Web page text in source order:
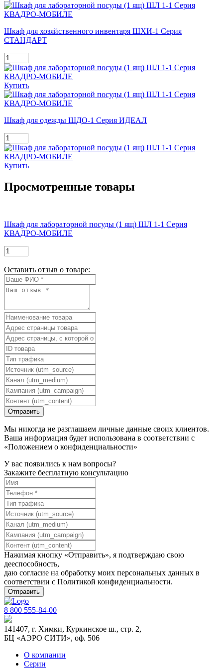
Шкаф для хозяйственного инвентаря ШХИ-1 Серия
СТАНДАРТ
Купить
Шкаф для одежды ШДО-1 Серия ИДЕАЛ
Купить
Просмотренные товары
Шкаф для лабораторной посуды (1 ящ) ШЛ 1-1 Серия
КВАДРО-МОБИЛЕ
Оставить отзыв о товаре:
Мы никогда не разглашаем личные данные своих клиентов.
Ваша информация будет использована в соответствии с
«Положением о конфиденциальности»
У вас появились к нам вопросы?
Закажите бесплатную консультацию
Нажимая кнопку «Отправить», я подтверждаю свою
дееспособность,
даю согласие на обработку моих персональных данных в
соответствии с Политикой конфиденциальности.
8 800 555-84-00
141407, г. Химки, Куркинское ш., стр. 2,
БЦ «АЭРО СИТИ», оф. 506
О компании
Серии